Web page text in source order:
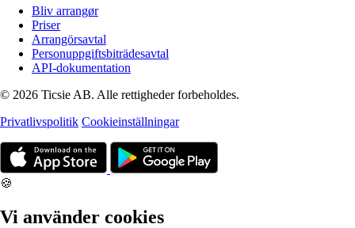
Bliv arrangør
Priser
Arrangörsavtal
Personuppgiftsbiträdesavtal
API-dokumentation
© 2026 Ticsie AB. Alle rettigheder forbeholdes.
Privatlivspolitik Cookieinställningar
🍪
Vi använder cookies